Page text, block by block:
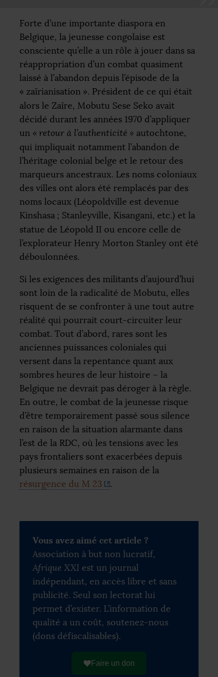
Forte d’une importante diaspora en
Belgique, la jeunesse congolaise est
consciente qu’elle a un rôle à jouer dans sa
réappropriation d’un combat quasiment
laissé à l’abandon depuis l’épisode de la
« zaïrianisation ». Président de ce qui était
alors le Zaïre, Mobutu Sese Seko avait
décidé durant les années 1970 d’appliquer
un « retour à l’authenticité » autochtone,
qui impliquait notamment l’abandon de
l’héritage colonial belge et le retour des
marqueurs ancestraux. Les noms coloniaux
des villes ont alors été remplacés par des
noms locaux (Léopoldville est devenue
Kinshasa ; Stanleyville, Kisangani, etc.) et la
statue de Léopold II ou encore celle de
l’explorateur Henry Morton Stanley ont été
déboulonnées.
Si les exigences des militants d’aujourd’hui
sont loin de la radicalité de Mobutu, elles
risquent de se confronter à une tout autre
réalité qui pourrait court-circuiter leur
combat. Tout d’abord, rares sont les
anciennes puissances coloniales qui
versent dans la repentance quant aux
sombres heures de leur histoire – la
Belgique ne devrait pas déroger à la règle.
En outre, le combat de la jeunesse risque
d’être temporairement passé sous silence
en raison de la situation alarmante dans
l’est de la RDC, où les tensions avec les
pays frontaliers sont exacerbées depuis
plusieurs semaines en raison de la
résurgence du M 23
.
Vous avez aimé cet article ?
Association à but non lucratif,
Afrique XXI est un journal
indépendant, en accès libre et sans
publicité. Seul son lectorat lui
permet d’exister. L’information de
qualité a un coût, soutenez-nous
(dons défiscalisables).
Faire un don